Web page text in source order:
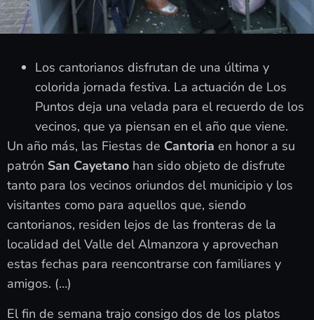
Los cantorianos disfrutan de una última y
colorida jornada festiva. La actuación de Los
Puntos deja una velada para el recuerdo de los
vecinos, que ya piensan en el año que viene.
Un año más, las Fiestas de Cantoria en honor a su
patrón San Cayetano han sido objeto de disfrute
tanto para los vecinos oriundos del municipio y los
visitantes como para aquellos que, siendo
cantorianos, residen lejos de las fronteras de la
localidad del Valle del Almanzora y aprovechan
estas fechas para reencontrarse con familiares y
amigos. (…)
El fin de semana trajo consigo dos de los platos